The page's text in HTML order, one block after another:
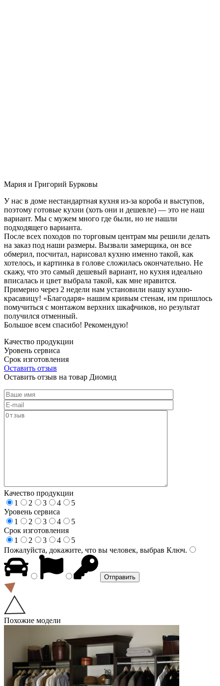
Мария и Григорий Бурковы
У нас в доме нестандартная кухня из-за короба и выступов,
поэтому готовые кухни (хоть они и дешевле) — это не наш
вариант. Мы с мужем много где были, но не нашли
подходящего варианта.
После всех походов по торговым центрам мы решили делать
на заказ под наши размеры. Вызвали замерщика, он все
обмерил, посчитал, нарисовал кухню именно такой, как
хотелось, и картинка в голове сложилась окончательно. Не
скажу, что это самый дешевый вариант, но кухня идеально
вписалась и цвет выбрала такой, как мне нравится.
Примерно через 2 недели нам установили нашу кухню-
красавицу! «Благодаря» нашим кривым стенам, им пришлось
помучиться с монтажом верхних шкафчиков, но результат
получился отменный.
Большое всем спасибо! Рекомендую!
Качество продукции
Уровень сервиса
Срок изготовления
Оставить отзыв
Оставить отзыв на товар Диомид
Качество продукции
1
2 3 4
5
Уровень сервиса
1
2 3 4
5
Срок изготовления
1
2 3 4
5
Пожалуйста, докажите, что вы человек, выбрав Ключ.
Похожие модели